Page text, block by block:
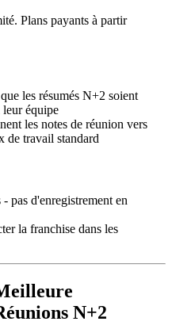
Plans payants à partir
les résumés N+2 soient
leur équipe
les notes de réunion vers
de travail standard
pas d'enregistrement en
la franchise dans les
N+2